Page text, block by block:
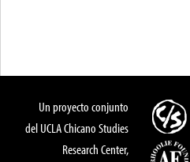
Un proyecto conjunto
del UCLA Chicano Studies
Research Center,